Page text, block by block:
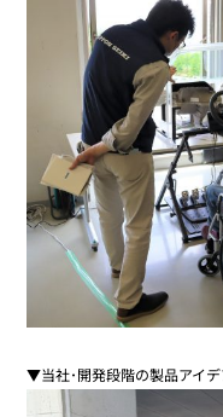
▼当社･開発段階の製品アイ